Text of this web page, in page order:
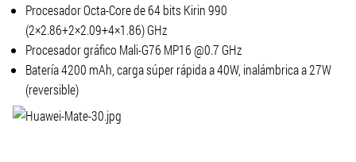
Procesador Octa-Core de 64 bits Kirin 990
(2×2.86+2×2.09+4×1.86) GHz
Procesador gráfico Mali-G76 MP16 @0.7 GHz
Batería 4200 mAh, carga súper rápida a 40W, inalámbrica a 27W
(reversible)